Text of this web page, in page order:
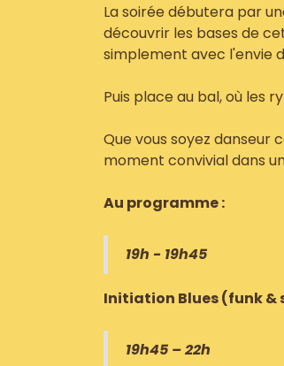
La soirée débutera par
découvrir les bases de
simplement avec l'envie
Puis place au bal, où les
Que vous soyez
moment convivial dans
Au programme :
19h - 19h45
Initiation Blues (funk &
19h45 – 22h